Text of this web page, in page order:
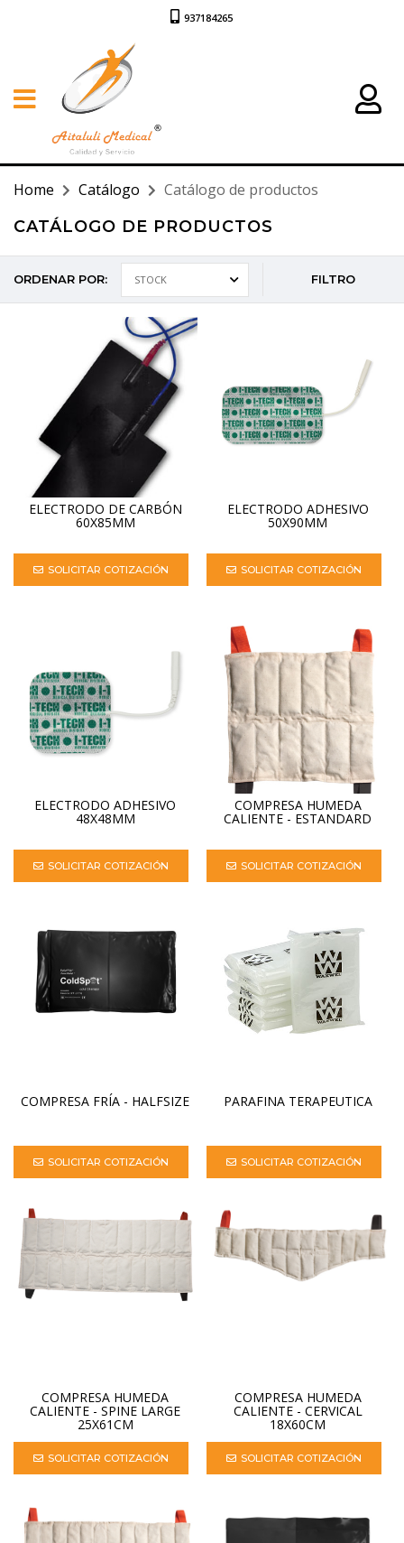
937184265
Home Catálogo
Catálogo de productos
CATÁLOGO DE PRODUCTOS
ORDENAR POR: FILTRO
ELECTRODO DE CARBÓN
60X85MM
SOLICITAR COTIZACIÓN
ELECTRODO ADHESIVO
50X90MM
SOLICITAR COTIZACIÓN
ELECTRODO ADHESIVO
48X48MM
SOLICITAR COTIZACIÓN
COMPRESA HUMEDA
CALIENTE - ESTANDARD
SOLICITAR COTIZACIÓN
COMPRESA FRÍA - HALFSIZE
SOLICITAR COTIZACIÓN
PARAFINA TERAPEUTICA
SOLICITAR COTIZACIÓN
COMPRESA HUMEDA
CALIENTE - SPINE LARGE
25X61CM
SOLICITAR COTIZACIÓN
COMPRESA HUMEDA
CALIENTE - CERVICAL
18X60CM
SOLICITAR COTIZACIÓN